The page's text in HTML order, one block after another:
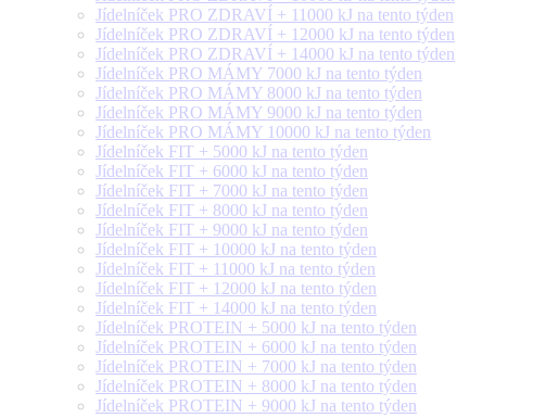
Jídelníček PRO ZDRAVÍ + 11000 kJ na tento týden
Jídelníček PRO ZDRAVÍ + 12000 kJ na tento týden
Jídelníček PRO ZDRAVÍ + 14000 kJ na tento týden
Jídelníček PRO MÁMY 7000 kJ na tento týden
Jídelníček PRO MÁMY 8000 kJ na tento týden
Jídelníček PRO MÁMY 9000 kJ na tento týden
Jídelníček PRO MÁMY 10000 kJ na tento týden
Jídelníček FIT + 5000 kJ na tento týden
Jídelníček FIT + 6000 kJ na tento týden
Jídelníček FIT + 7000 kJ na tento týden
Jídelníček FIT + 8000 kJ na tento týden
Jídelníček FIT + 9000 kJ na tento týden
Jídelníček FIT + 10000 kJ na tento týden
Jídelníček FIT + 11000 kJ na tento týden
Jídelníček FIT + 12000 kJ na tento týden
Jídelníček FIT + 14000 kJ na tento týden
Jídelníček PROTEIN + 5000 kJ na tento týden
Jídelníček PROTEIN + 6000 kJ na tento týden
Jídelníček PROTEIN + 7000 kJ na tento týden
Jídelníček PROTEIN + 8000 kJ na tento týden
Jídelníček PROTEIN + 9000 kJ na tento týden